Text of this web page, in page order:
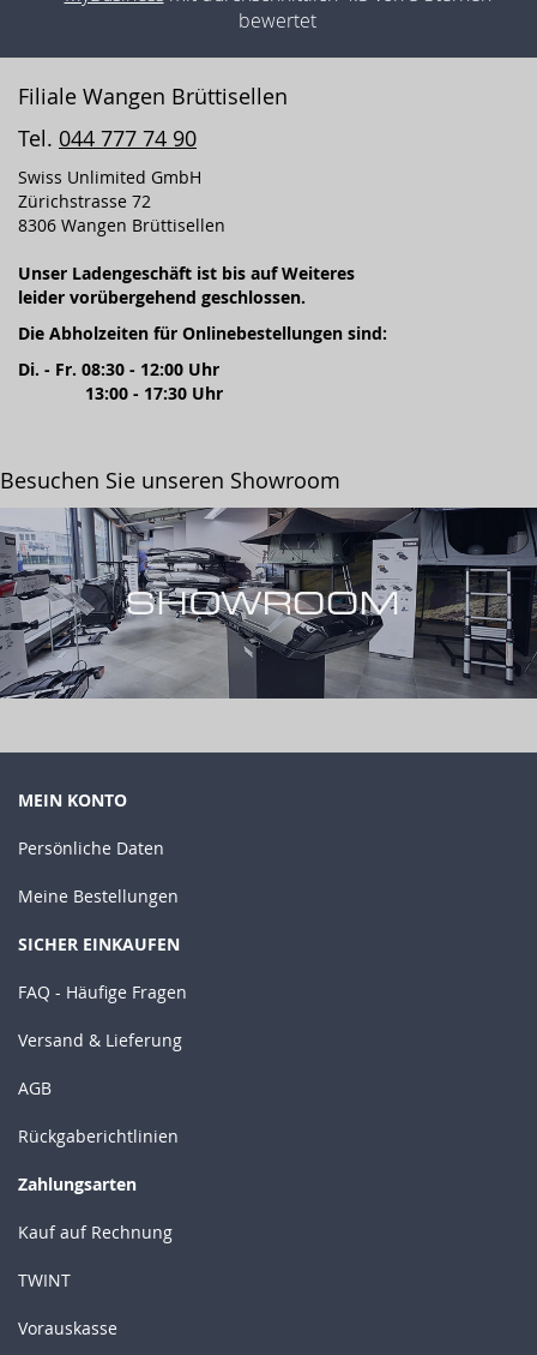
bewertet
Filiale Wangen Brüttisellen
Tel. 044 777 74 90
Swiss Unlimited GmbH
Zürichstrasse 72
8306 Wangen Brüttisellen
Unser Ladengeschäft ist bis auf Weiteres
leider vorübergehend geschlossen.
Die Abholzeiten für Onlinebestellungen sind:
Di. - Fr. 08:30 - 12:00 Uhr
13:00 - 17:30 Uhr
Besuchen Sie unseren Showroom
MEIN KONTO
Persönliche Daten
Meine Bestellungen
SICHER EINKAUFEN
FAQ - Häufige Fragen
Versand & Lieferung
AGB
Rückgaberichtlinien
Zahlungsarten
Kauf auf Rechnung
TWINT
Vorauskasse